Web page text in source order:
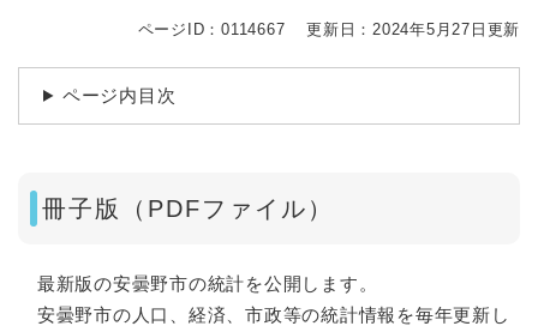
ページID：0114667 更新日：2024年5月27日更新
ページ内目次
冊子版（PDFファイル）
最新版の安曇野市の統計を公開します。
安曇野市の人口、経済、市政等の統計情報を毎年更新し